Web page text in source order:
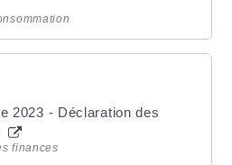
2023 - Déclaration des
finances